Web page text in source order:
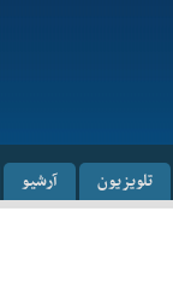
تلویزیون آرشیو